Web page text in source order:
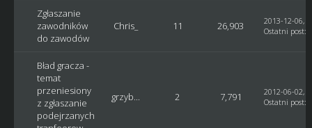
Zgłaszanie
zawodników
do zawodów
Chris_ 11 26,903
2013-12-06,
Ostatni post:
Bład gracza -
temat
przeniesiony
z zgłaszanie
podejrzanych
grzyb... 2 7,791
2012-06-02,
Ostatni post: